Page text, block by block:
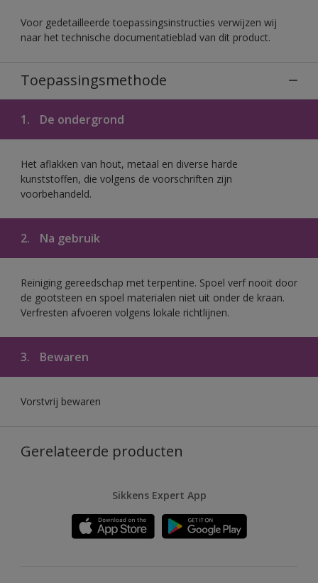
Voor gedetailleerde toepassingsinstructies verwijzen wij
naar het technische documentatieblad van dit product.
Toepassingsmethode
1. De ondergrond
Het aflakken van hout, metaal en diverse harde
kunststoffen, die volgens de voorschriften zijn
voorbehandeld.
2. Na gebruik
Reiniging gereedschap met terpentine. Spoel verf nooit door
de gootsteen en spoel materialen niet uit onder de kraan.
Verfresten afvoeren volgens lokale richtlijnen.
3. Bewaren
Vorstvrij bewaren
Gerelateerde producten
Sikkens Expert App